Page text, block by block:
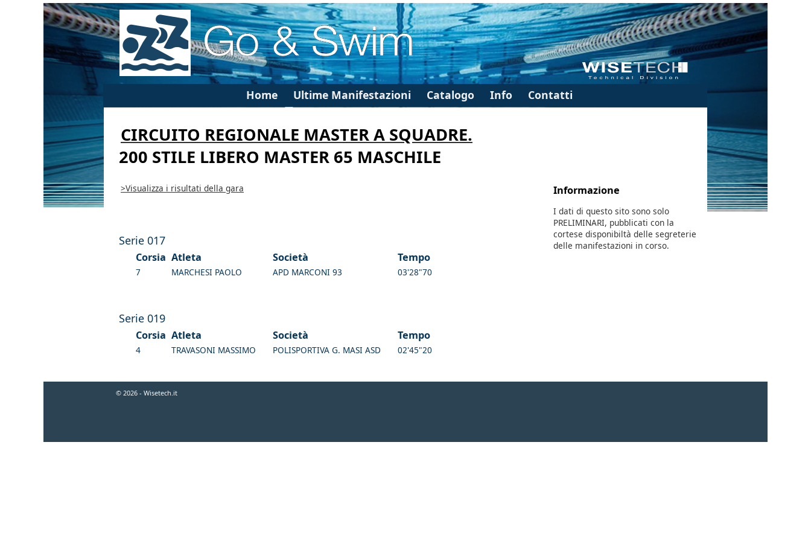
Home Ultime Manifestazioni Catalogo Info Contatti
CIRCUITO REGIONALE MASTER A SQUADRE.
200 STILE LIBERO MASTER 65 MASCHILE
>Visualizza i risultati della gara
Serie 017
Corsia Atleta Società Tempo
7 MARCHESI PAOLO APD MARCONI 93 03'28"70
Serie 019
Corsia Atleta Società Tempo
4 TRAVASONI MASSIMO POLISPORTIVA G. MASI ASD 02'45"20
Informazione
I dati di questo sito sono solo
PRELIMINARI, pubblicati con la
cortese disponibiltà delle segreterie
delle manifestazioni in corso.
© 2026 - Wisetech.it